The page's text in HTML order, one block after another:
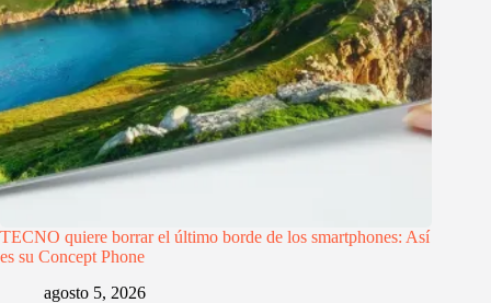
TECNO quiere borrar el último borde de los smartphones: Así
es su Concept Phone
agosto 5, 2026